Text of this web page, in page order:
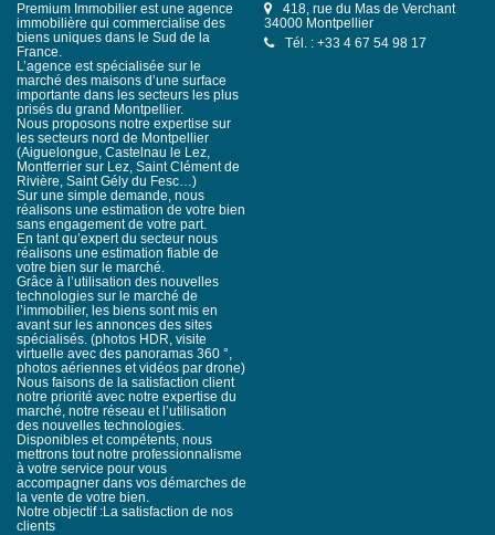
Premium Immobilier est une agence
immobilière qui commercialise des
biens uniques dans le Sud de la
France.
L’agence est spécialisée sur le
marché des maisons d’une surface
importante dans les secteurs les plus
prisés du grand Montpellier.
Nous proposons notre expertise sur
les secteurs nord de Montpellier
(Aiguelongue, Castelnau le Lez,
Montferrier sur Lez, Saint Clément de
Rivière, Saint Gély du Fesc…)
Sur une simple demande, nous
réalisons une estimation de votre bien
sans engagement de votre part.
En tant qu’expert du secteur nous
réalisons une estimation fiable de
votre bien sur le marché.
Grâce à l’utilisation des nouvelles
technologies sur le marché de
l’immobilier, les biens sont mis en
avant sur les annonces des sites
spécialisés. (photos HDR, visite
virtuelle avec des panoramas 360 °,
photos aériennes et vidéos par drone)
Nous faisons de la satisfaction client
notre priorité avec notre expertise du
marché, notre réseau et l’utilisation
des nouvelles technologies.
Disponibles et compétents, nous
mettrons tout notre professionnalisme
à votre service pour vous
accompagner dans vos démarches de
la vente de votre bien.
Notre objectif :La satisfaction de nos
clients
418, rue du Mas de Verchant
34000 Montpellier
Tél. : +33 4 67 54 98 17